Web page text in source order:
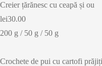
Creier țărănesc cu ceapă și ou
lei30.00
200 g / 50 g / 50 g
Crochete de pui cu cartofi